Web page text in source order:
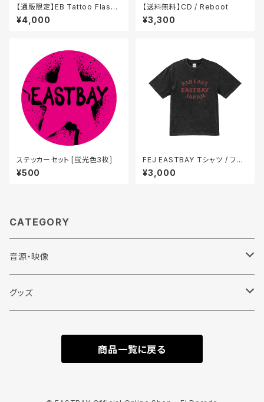
【通販限定】EB Tattoo Flash
ポケットTシャツ / ヘイジーブラ
ック
¥4,000
【送料無料】CD / Reboot
¥3,300
ステッカーセット [蛍光色3枚]
¥500
FEJ EASTBAY Tシャツ / フェ
ードブラック
¥3,000
CATEGORY
音源・映像
CD
グッズ
商品一覧に戻る